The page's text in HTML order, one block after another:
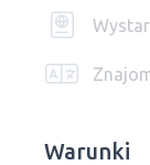
Warunki